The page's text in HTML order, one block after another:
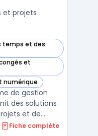
temps en
...
et projets
temps et des
et
numérique
de gestion
des solutions
et de
à ses
Fiche complète